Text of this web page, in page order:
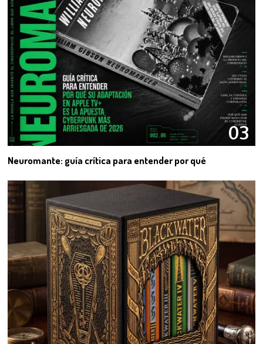
03
Neuromante: guía crítica para entender por qué